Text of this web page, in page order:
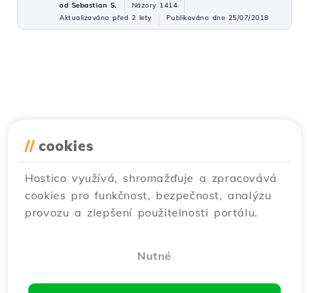
od Sebastian S.
Názory 1414
Aktualizováno před 2 lety
Publikováno dne 25/07/2018
// cookies
Hostico využívá, shromažďuje a zpracovává
cookies pro funkčnost, bezpečnost, analýzu
provozu a zlepšení použitelnosti portálu.
Nutné